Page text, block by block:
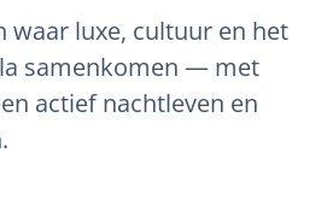
waar luxe, cultuur en het
samenkomen — met
actief nachtleven en